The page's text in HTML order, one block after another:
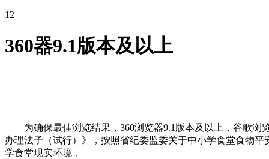
12
360器9.1版本及以上
为确保最佳浏览结果，360浏览器9.1版本及以上，谷歌浏
办理法子（试行）》，按照省纪委监委关于中小学食堂食物
学食堂现实环境，